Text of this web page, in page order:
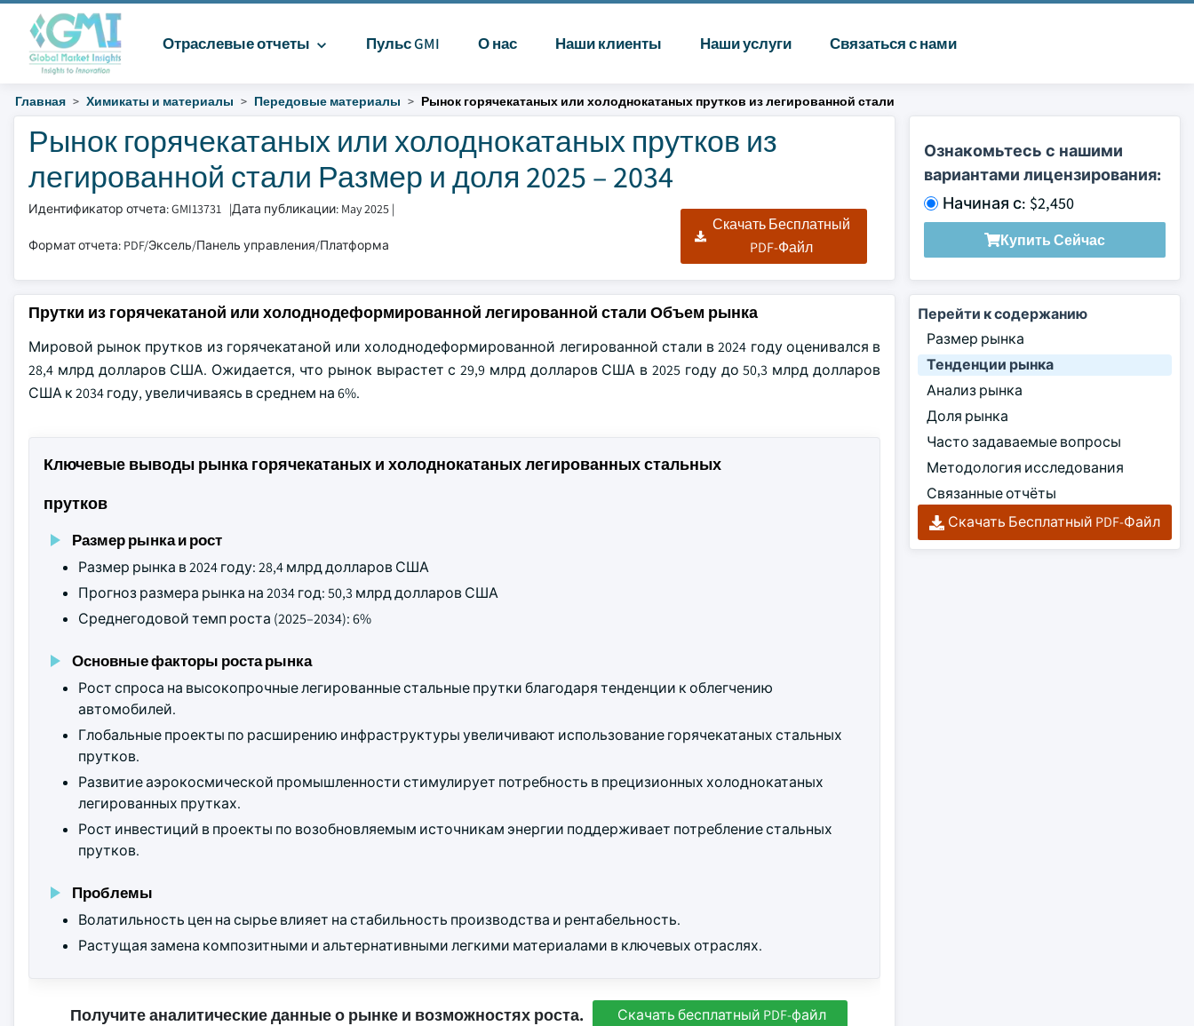
Отраслевые отчеты Пульс GMI О нас Наши клиенты Наши услуги Связаться с нами
Главная Химикаты и материалы Передовые материалы Рынок горячекатаных или холоднокатаных прутков из легированной стали
Рынок горячекатаных или холоднокатаных прутков из
легированной стали Размер и доля 2025 – 2034
Идентификатор отчета: GMI13731 |Дата публикации: May 2025 |
Формат отчета: PDF/Эксель/Панель управления/Платформа
Скачать Бесплатный
PDF-Файл
Ознакомьтесь с нашими
вариантами лицензирования:
Начиная с: $2,450
Купить Сейчас
Прутки из горячекатаной или холоднодеформированной легированной стали Объем рынка
Мировой рынок прутков из горячекатаной или холоднодеформированной легированной стали в 2024 году оценивался в
28,4 млрд долларов США. Ожидается, что рынок вырастет с 29,9 млрд долларов США в 2025 году до 50,3 млрд долларов
США к 2034 году, увеличиваясь в среднем на 6%.
Ключевые выводы рынка горячекатаных и холоднокатаных легированных стальных
прутков
Размер рынка и рост
Размер рынка в 2024 году: 28,4 млрд долларов США
Прогноз размера рынка на 2034 год: 50,3 млрд долларов США
Среднегодовой темп роста (2025–2034): 6%
Основные факторы роста рынка
Рост спроса на высокопрочные легированные стальные прутки благодаря тенденции к облегчению
автомобилей.
Глобальные проекты по расширению инфраструктуры увеличивают использование горячекатаных стальных
прутков.
Развитие аэрокосмической промышленности стимулирует потребность в прецизионных холоднокатаных
легированных прутках.
Рост инвестиций в проекты по возобновляемым источникам энергии поддерживает потребление стальных
прутков.
Проблемы
Волатильность цен на сырье влияет на стабильность производства и рентабельность.
Растущая замена композитными и альтернативными легкими материалами в ключевых отраслях.
Получите аналитические данные о рынке и возможностях роста. Скачать бесплатный PDF-файл
Перейти к содержанию
Размер рынка
Тенденции рынка
Анализ рынка
Доля рынка
Часто задаваемые вопросы
Методология исследования
Связанные отчёты
Скачать Бесплатный PDF-Файл